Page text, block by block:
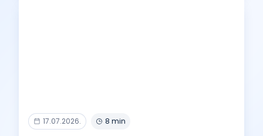
17.07.2026. 8 min